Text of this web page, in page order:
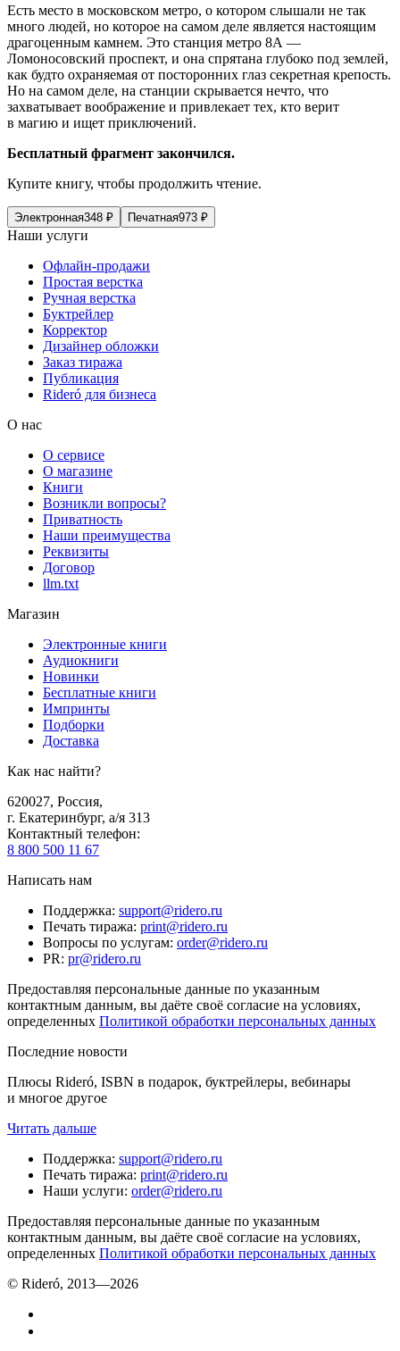
Есть место в московском метро, о котором слышали не так
много людей, но которое на самом деле является настоящим
драгоценным камнем. Это станция метро 8А —
Ломоносовский проспект, и она спрятана глубоко под землей,
как будто охраняемая от посторонних глаз секретная крепость.
Но на самом деле, на станции скрывается нечто, что
захватывает воображение и привлекает тех, кто верит
в магию и ищет приключений.
Бесплатный фрагмент закончился.
Купите книгу, чтобы продолжить чтение.
Электронная348 ₽ Печатная973 ₽
Наши услуги
Офлайн-продажи
Простая верстка
Ручная верстка
Буктрейлер
Корректор
Дизайнер обложки
Заказ тиража
Публикация
Rideró для бизнеса
О нас
О сервисе
О магазине
Книги
Возникли вопросы?
Приватность
Наши преимущества
Реквизиты
Договор
llm.txt
Магазин
Электронные книги
Аудиокниги
Новинки
Бесплатные книги
Импринты
Подборки
Доставка
Как нас найти?
620027, Россия,
г. Екатеринбург, а/я 313
Контактный телефон:
8 800 500 11 67
Написать нам
Поддержка: support@ridero.ru
Печать тиража: print@ridero.ru
Вопросы по услугам: order@ridero.ru
PR: pr@ridero.ru
Предоставляя персональные данные по указанным
контактным данным, вы даёте своё согласие на условиях,
определенных Политикой обработки персональных данных
Последние новости
Плюсы Rideró, ISBN в подарок, буктрейлеры, вебинары
и многое другое
Читать дальше
Поддержка: support@ridero.ru
Печать тиража: print@ridero.ru
Наши услуги: order@ridero.ru
Предоставляя персональные данные по указанным
контактным данным, вы даёте своё согласие на условиях,
определенных Политикой обработки персональных данных
© Rideró, 2013—2026